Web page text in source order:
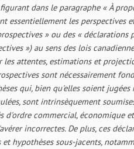
dans le paragraphe « À
essentiellement les perspectives
» ou des « déclarations
») au sens des lois
les attentes, estimations et
sont nécessairement
qui, bien qu'elles soient jugées
sont intrinsèquement
commercial, économique
incorrectes. De plus, ces
hypothèses sous-jacents,